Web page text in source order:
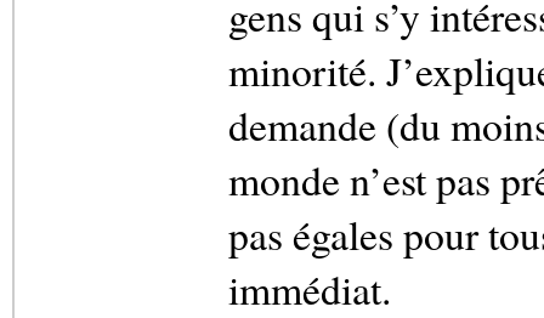
gens qui s’y
minorité.
demande (du
monde n’est pas
pas égales pour
immédiat.